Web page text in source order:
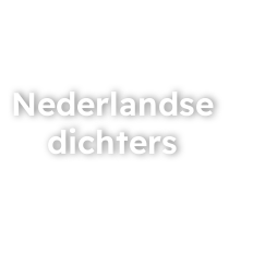
Nederlandse
dichters